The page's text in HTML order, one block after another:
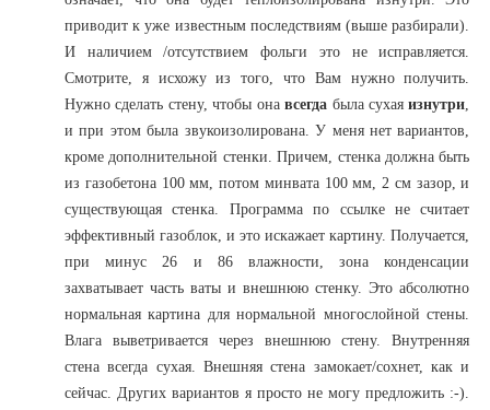
приводит к уже известным последствиям (выше разбирали).
И наличием /отсутствием фольги это не исправляется.
Смотрите, я исхожу из того, что Вам нужно получить.
Нужно сделать стену, чтобы онавсегда была сухаяизнутри,
и при этом была звукоизолирована. У меня нет вариантов,
кроме дополнительной стенки. Причем, стенка должна быть
из газобетона 100 мм, потом минвата 100 мм, 2 см зазор, и
существующая стенка. Программа по ссылке не считает
эффективный газоблок, и это искажает картину. Получается,
при минус 26 и 86 влажности, зона конденсации
захватывает часть ваты и внешнюю стенку. Это абсолютно
нормальная картина для нормальной многослойной стены.
Влага выветривается через внешнюю стену. Внутренняя
стена всегда сухая. Внешняя стена замокает/сохнет, как и
сейчас. Других вариантов я просто не могу предложить :-).